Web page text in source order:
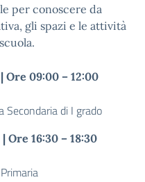
per conoscere da
gli spazi e le attività
Ore 09:00 – 12:00
Secondaria di I grado
Ore 16:30 – 18:30